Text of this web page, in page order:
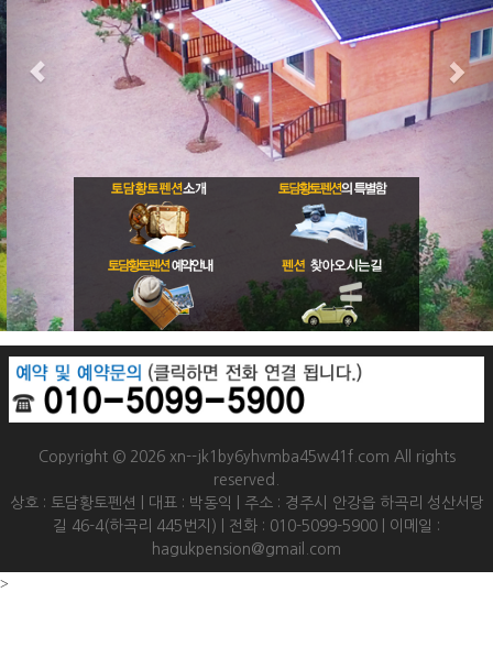
Copyright © 2026 xn--jk1by6yhvmba45w41f.com All rights
reserved.
상호 : 토담황토펜션 | 대표 : 박동익 | 주소 : 경주시 안강읍 하곡리 성산서당
길 46-4(하곡리 445번지) | 전화 : 010-5099-5900 | 이메일 :
hagukpension@gmail.com
>